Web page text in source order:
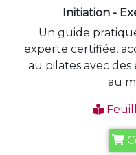
Initiation -
Un guide
experte certifiée,
au pilates avec des
au